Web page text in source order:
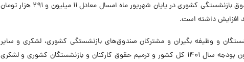
بر اساس آخرین گزارش‌ها، میانگین درآمد حقوق‌بگیران صندوق بازنشستگی کشوری در پایان شهریور ماه امسال معادل ۱۱ میلیون و ۲۹۱ هزار تومان
افزایش حقوق بازنشستگان و وظیفه بگیران و مشترکان صندوق‌های بازنشستگی کشوری، لشکری و سایر
صندوق‌های بازنشستگی و همچنین اجرای قانون اصلاح قانون بودجه سال ۱۴۰۱ کل کشور و ترمیم حقوق کارکنان و بازنشستگان کشوری و لشکری